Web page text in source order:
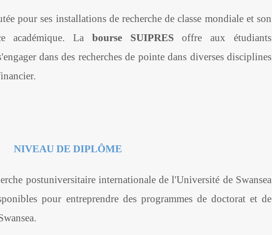
pour ses installations de recherche de classe mondiale et son
académique. La bourse SUIPRES offre aux étudiants
dans des recherches de pointe dans diverses disciplines
NIVEAU DE DIPLÔME
postuniversitaire internationale de l'Université de Swansea
pour entreprendre des programmes de doctorat et de